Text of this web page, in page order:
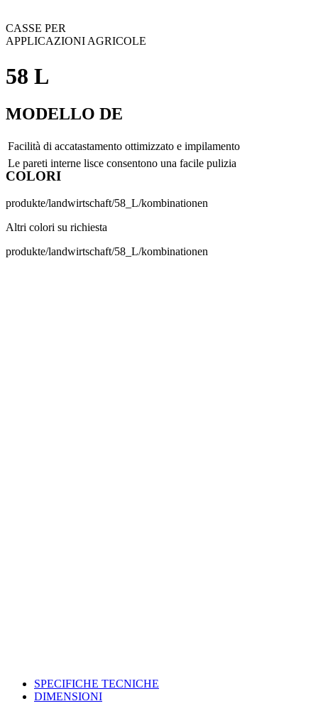
CASSE PER
APPLICAZIONI AGRICOLE
58 L
MODELLO DE
Facilità di accatastamento ottimizzato e impilamento
Le pareti interne lisce consentono una facile pulizia
COLORI
produkte/landwirtschaft/58_L/kombinationen
Altri colori su richiesta
produkte/landwirtschaft/58_L/kombinationen
SPECIFICHE TECNICHE
DIMENSIONI